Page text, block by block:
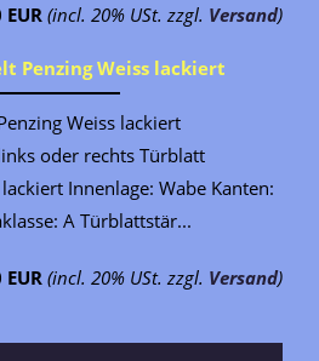
(incl. 20% USt. zzgl. Versand)
Penzing Weiss lackiert
Weiss lackiert
oder rechts Türblatt
Innenlage: Wabe Kanten:
A Türblattstär...
(incl. 20% USt. zzgl. Versand)